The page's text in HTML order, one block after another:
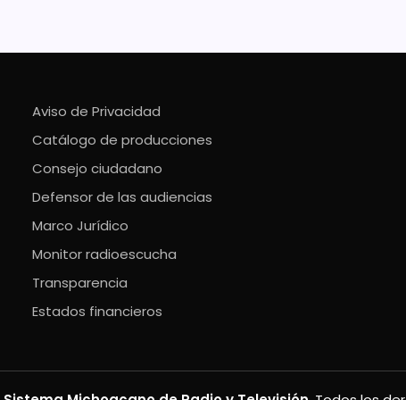
Aviso de Privacidad
Catálogo de producciones
Consejo ciudadano
Defensor de las audiencias
Marco Jurídico
Monitor radioescucha
Transparencia
Estados financieros